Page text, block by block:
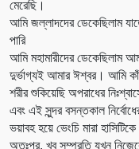
মেরেছি।
আমি জল্লাদদের ডেকেছিলাম
পারি
আমি মহামারীদের ডেকেছিলাম
দুর্ভাগ্যই আমার ঈশ্বর। আমি
শরীর শুকিয়েছি অপরাধের
এবং এই সুন্দর বসন্তকাল
ভয়াবহ হয়ে ভেংচি মারা
অতঃপর, খুব সম্প্রতি যখন